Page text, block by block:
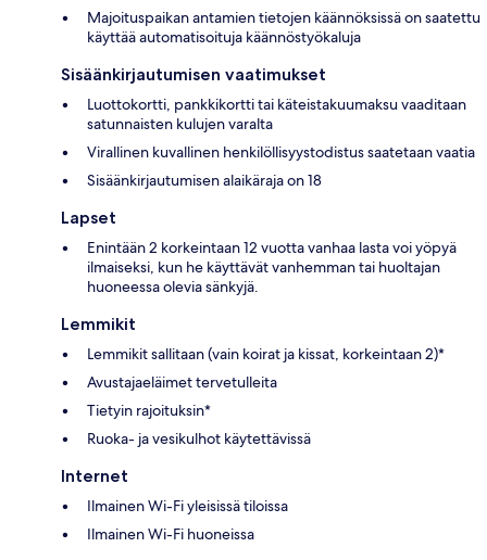
Majoituspaikan antamien tietojen käännöksissä on saatettu
käyttää automatisoituja käännöstyökaluja
Sisäänkirjautumisen vaatimukset
Luottokortti, pankkikortti tai käteistakuumaksu vaaditaan
satunnaisten kulujen varalta
Virallinen kuvallinen henkilöllisyystodistus saatetaan vaatia
Sisäänkirjautumisen alaikäraja on 18
Lapset
Enintään 2 korkeintaan 12 vuotta vanhaa lasta voi yöpyä
ilmaiseksi, kun he käyttävät vanhemman tai huoltajan
huoneessa olevia sänkyjä.
Lemmikit
Lemmikit sallitaan (vain koirat ja kissat, korkeintaan 2)*
Avustajaeläimet tervetulleita
Tietyin rajoituksin*
Ruoka- ja vesikulhot käytettävissä
Internet
Ilmainen Wi-Fi yleisissä tiloissa
Ilmainen Wi-Fi huoneissa